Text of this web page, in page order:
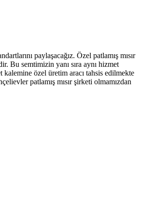
paylaşacağız. Özel patlamış mısır
Bu semtimizin yanı sıra aynı hizmet
özel üretim aracı tahsis edilmekte
patlamış mısır şirketi olmamızdan